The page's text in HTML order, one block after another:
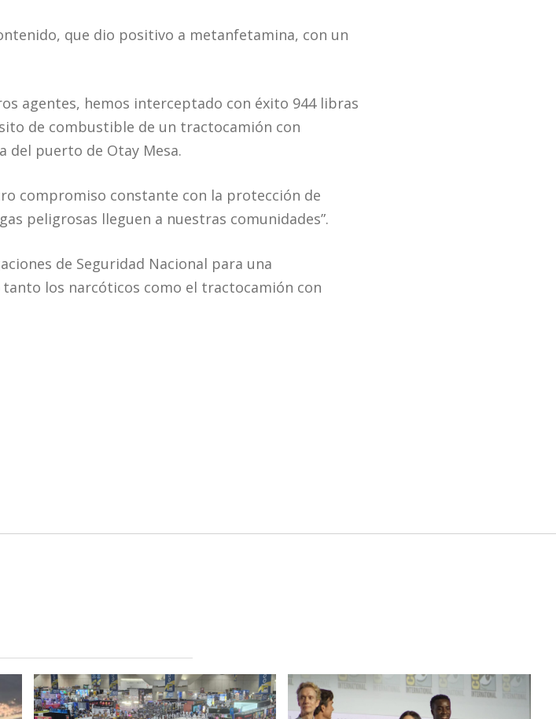
que dio positivo a metanfetamina, con un
agentes, hemos interceptado con éxito 944 libras
de combustible de un tractocamión con
del puerto de Otay Mesa.
compromiso constante con la protección de
peligrosas lleguen a nuestras comunidades”.
de Seguridad Nacional para una
tanto los narcóticos como el tractocamión con